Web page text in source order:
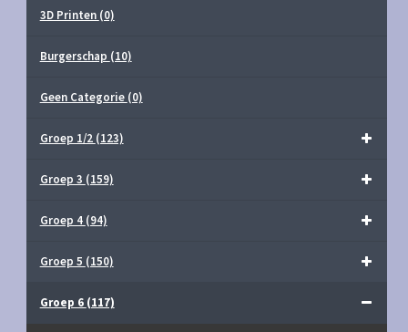
3D Printen (0)
Burgerschap (10)
Geen Categorie (0)
Groep 1/2 (123)
Groep 3 (159)
Groep 4 (94)
Groep 5 (150)
Groep 6 (117)